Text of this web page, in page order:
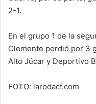
2-1.
En el grupo 1 de la
Clemente perdió por 3
Alto Júcar y Deportivo
FOTO: larodacf.com